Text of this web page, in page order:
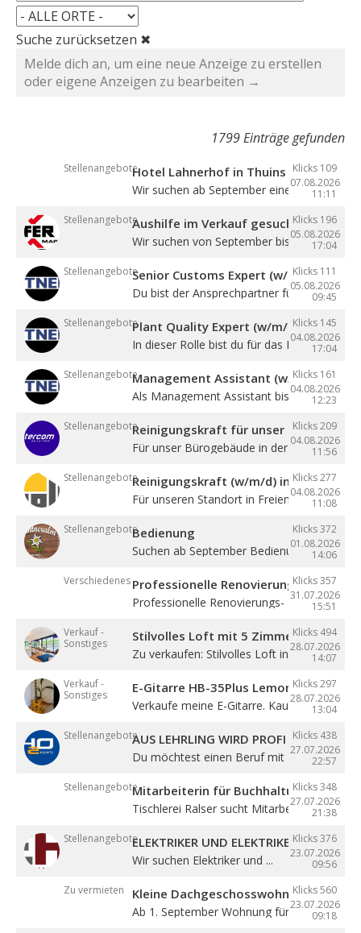
Suche zurücksetzen ✖
Melde dich an, um eine neue Anzeige zu erstellen
oder eigene Anzeigen zu bearbeiten →
1799 Einträge gefunden
Stellenangebote
Klicks 109
07.08.2026
11:11
Hotel Lahnerhof in Thuins sucht eine
Wir suchen ab September eine ...
Stellenangebote
Klicks 196
05.08.2026
17:04
Aushilfe im Verkauf gesucht
Wir suchen von September bis Dezember
Stellenangebote
Klicks 111
05.08.2026
09:45
Senior Customs Expert (w/m/d)
Du bist der Ansprechpartner für alle
Stellenangebote
Klicks 145
04.08.2026
17:04
Plant Quality Expert (w/m/d)
In dieser Rolle bist du für das Management
Stellenangebote
Klicks 161
04.08.2026
12:23
Management Assistant (w/m/d)
Als Management Assistant bist du eine ...
Stellenangebote
Klicks 209
04.08.2026
11:56
Reinigungskraft für unser
Für unser Bürogebäude in der
Stellenangebote
Klicks 277
04.08.2026
11:08
Reinigungskraft (w/m/d) in Teilzeit
Für unseren Standort in Freienfeld suchen ...
Stellenangebote
Klicks 372
01.08.2026
14:06
Bedienung
Suchen ab September Bedienung in
Verschiedenes
Klicks 357
31.07.2026
15:51
Professionelle Renovierung
Professionelle Renovierungs- &
Verkauf -
Sonstiges
Klicks 494
28.07.2026
14:07
Stilvolles Loft mit 5 Zimmern
Zu verkaufen: Stilvolles Loft in Sterzing! ...
Verkauf -
Sonstiges
Klicks 297
28.07.2026
13:04
E-Gitarre HB-35Plus Lemon
Verkaufe meine E-Gitarre. Kaum gespielt, ...
Stellenangebote
Klicks 438
27.07.2026
22:57
AUS LEHRLING WIRD PROFI – STARTE
Du möchtest einen Beruf mit Zukunft
Stellenangebote
Klicks 348
27.07.2026
21:38
Mitarbeiterin für Buchhaltung (m/w/d)
Tischlerei Ralser sucht Mitarbeiterin für ...
Stellenangebote
Klicks 376
23.07.2026
09:56
ELEKTRIKER UND ELEKTRIKERLEHRLING
Wir suchen Elektriker und ...
Zu vermieten
Klicks 560
23.07.2026
09:18
Kleine Dachgeschosswohnung mit
Ab 1. September Wohnung für eine Person